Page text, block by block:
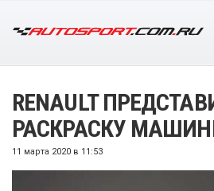
RENAULT
РАСКРАСКУ
11 марта 2020 в 11:53